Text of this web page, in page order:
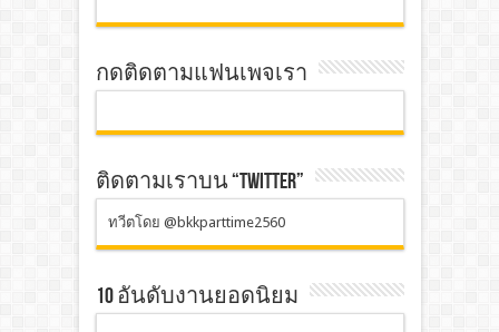
กดติดตามแฟนเพจเรา
ติดตามเราบน “TWITTER”
ทวีตโดย @bkkparttime2560
10 อันดับงานยอดนิยม